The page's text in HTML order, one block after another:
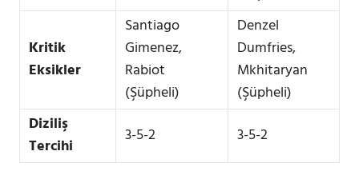
Kritik
Eksikler
Santiago
Gimenez,
Rabiot
(Şüpheli)
Denzel
Dumfries,
Mkhitaryan
(Şüpheli)
Diziliş
Tercihi
3-5-2 3-5-2